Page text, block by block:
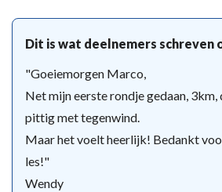
Dit is wat deelnemers schreven
"Goeiemorgen Marco,
Net mijn eerste rondje gedaan,
pittig met tegenwind.
Maar het voelt heerlijk! Bedankt
les!"
Wendy